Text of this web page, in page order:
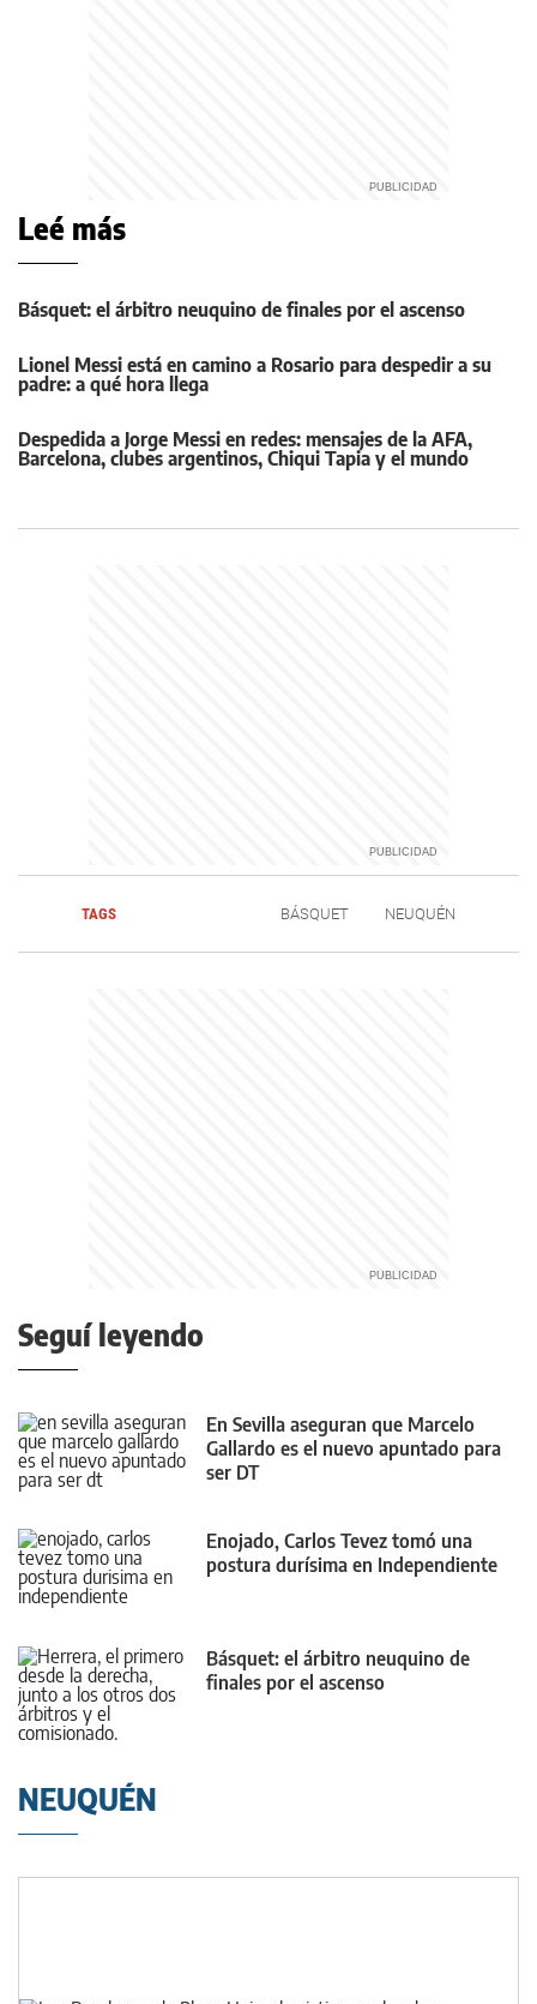
Leé más
Básquet: el árbitro neuquino de finales por el ascenso
Lionel Messi está en camino a Rosario para despedir a su
padre: a qué hora llega
Despedida a Jorge Messi en redes: mensajes de la AFA,
Barcelona, clubes argentinos, Chiqui Tapia y el mundo
TAGS BÁSQUET NEUQUÉN
Seguí leyendo
En Sevilla aseguran que Marcelo
Gallardo es el nuevo apuntado para
ser DT
Enojado, Carlos Tevez tomó una
postura durísima en Independiente
Básquet: el árbitro neuquino de
finales por el ascenso
NEUQUÉN